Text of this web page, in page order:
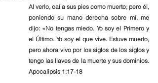
Al verlo, caí a sus pies como muerto; pero él,
poniendo su mano derecha sobre mí, me
dijo: «No tengas miedo. Yo soy el Primero y
el Último. Yo soy el que vive. Estuve muerto,
pero ahora vivo por los siglos de los siglos y
tengo las llaves de la muerte y sus dominios.
Apocalipsis 1:17-18